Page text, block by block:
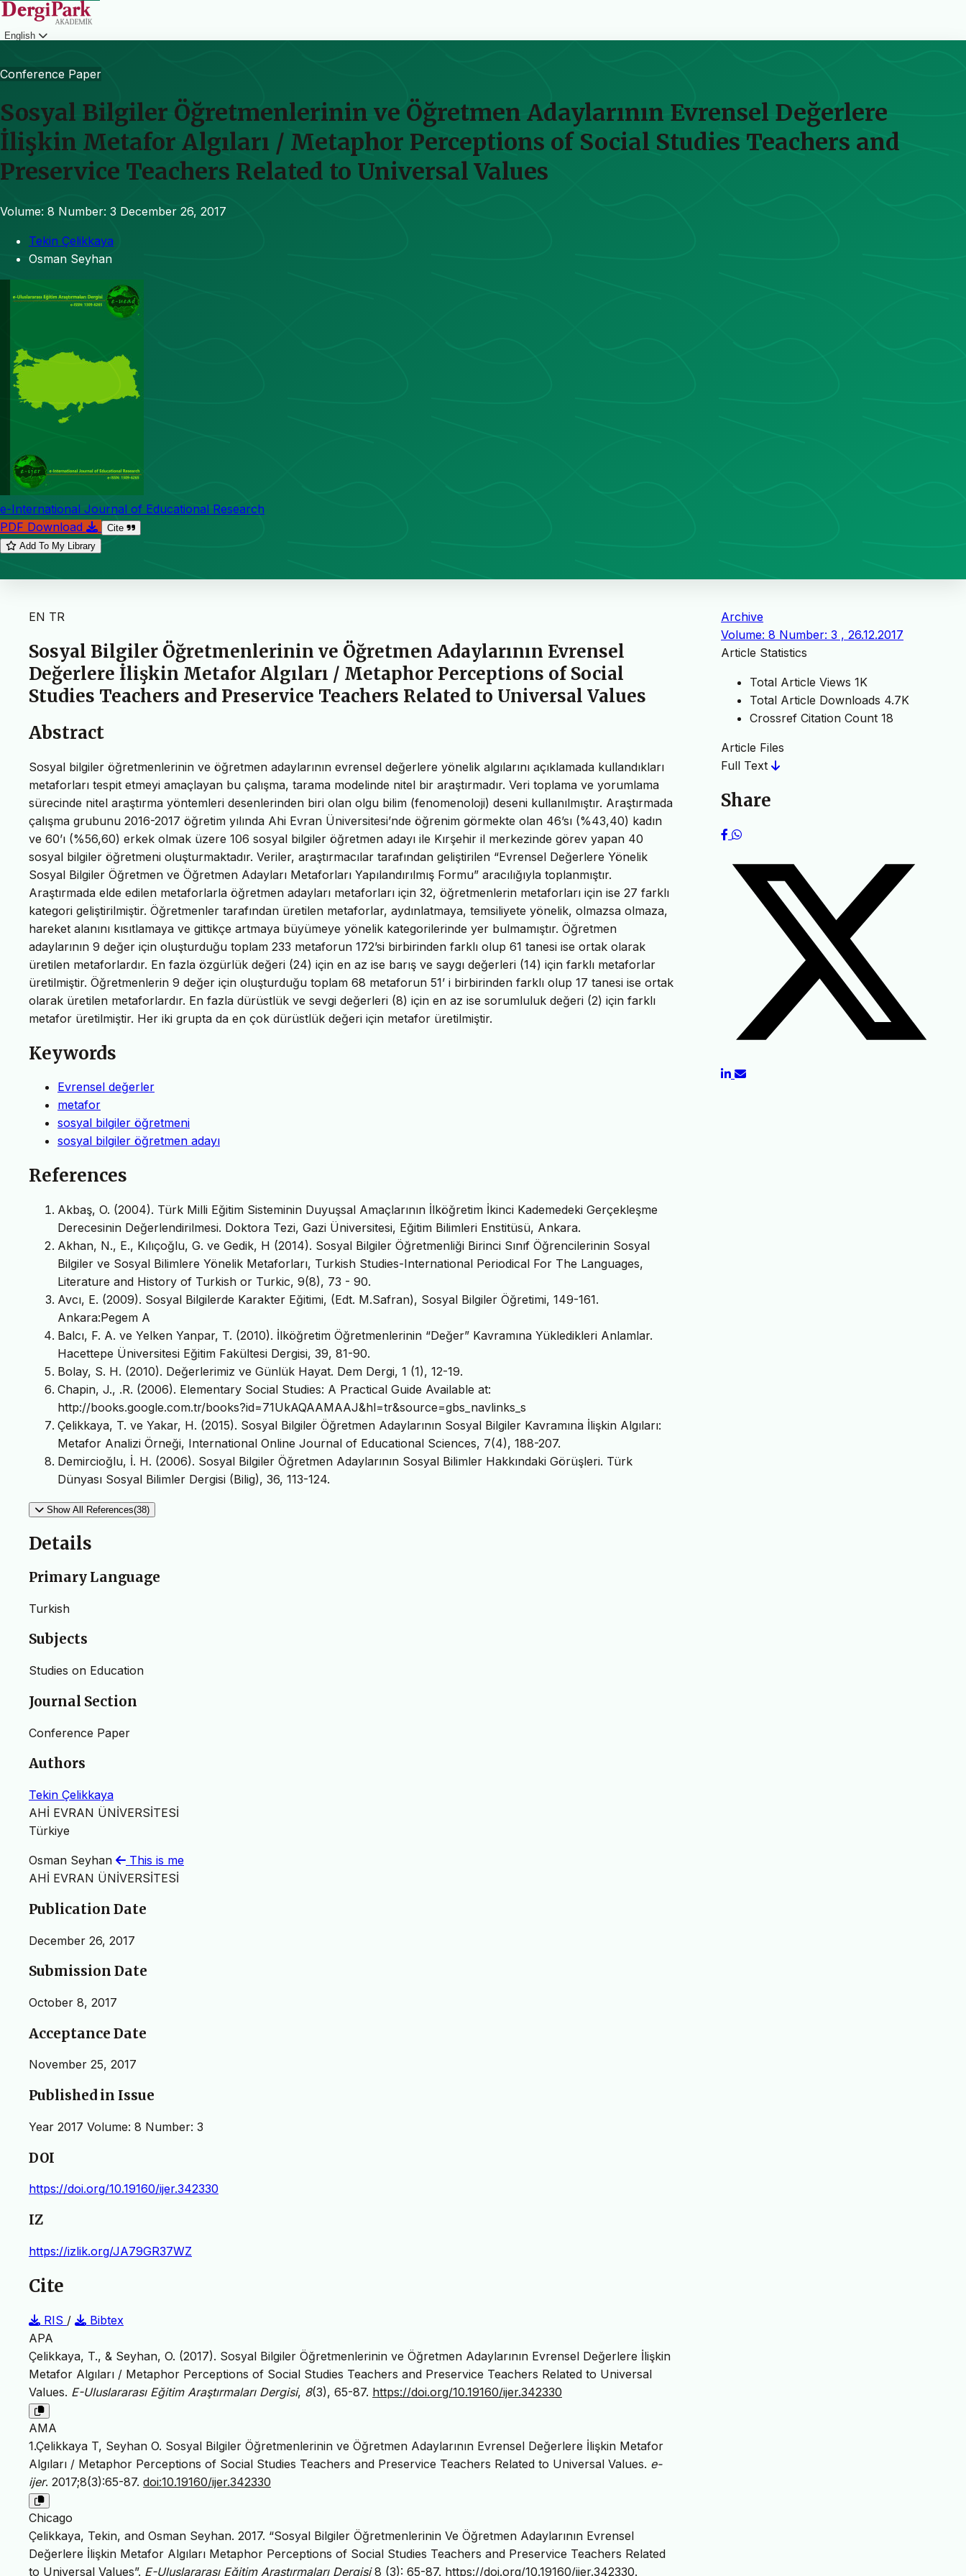
English
Conference Paper
Sosyal Bilgiler Öğretmenlerinin ve Öğretmen Adaylarının Evrensel Değerlere
İlişkin Metafor Algıları / Metaphor Perceptions of Social Studies Teachers and
Preservice Teachers Related to Universal Values
Volume: 8 Number: 3 December 26, 2017
Tekin Çelikkaya
Osman Seyhan
e-International Journal of Educational Research
PDF Download
Cite
Add To My Library
EN TR
Sosyal Bilgiler Öğretmenlerinin ve Öğretmen Adaylarının Evrensel
Değerlere İlişkin Metafor Algıları / Metaphor Perceptions of Social
Studies Teachers and Preservice Teachers Related to Universal Values
Abstract
Sosyal bilgiler öğretmenlerinin ve öğretmen adaylarının evrensel değerlere yönelik algılarını açıklamada kullandıkları
metaforları tespit etmeyi amaçlayan bu çalışma, tarama modelinde nitel bir araştırmadır. Veri toplama ve yorumlama
sürecinde nitel araştırma yöntemleri desenlerinden biri olan olgu bilim (fenomenoloji) deseni kullanılmıştır. Araştırmada
çalışma grubunu 2016-2017 öğretim yılında Ahi Evran Üniversitesi’nde öğrenim görmekte olan 46’sı (%43,40) kadın
ve 60’ı (%56,60) erkek olmak üzere 106 sosyal bilgiler öğretmen adayı ile Kırşehir il merkezinde görev yapan 40
sosyal bilgiler öğretmeni oluşturmaktadır. Veriler, araştırmacılar tarafından geliştirilen “Evrensel Değerlere Yönelik
Sosyal Bilgiler Öğretmen ve Öğretmen Adayları Metaforları Yapılandırılmış Formu” aracılığıyla toplanmıştır.
Araştırmada elde edilen metaforlarla öğretmen adayları metaforları için 32, öğretmenlerin metaforları için ise 27 farklı
kategori geliştirilmiştir. Öğretmenler tarafından üretilen metaforlar, aydınlatmaya, temsiliyete yönelik, olmazsa olmaza,
hareket alanını kısıtlamaya ve gittikçe artmaya büyümeye yönelik kategorilerinde yer bulmamıştır. Öğretmen
adaylarının 9 değer için oluşturduğu toplam 233 metaforun 172’si birbirinden farklı olup 61 tanesi ise ortak olarak
üretilen metaforlardır. En fazla özgürlük değeri (24) için en az ise barış ve saygı değerleri (14) için farklı metaforlar
üretilmiştir. Öğretmenlerin 9 değer için oluşturduğu toplam 68 metaforun 51’ i birbirinden farklı olup 17 tanesi ise ortak
olarak üretilen metaforlardır. En fazla dürüstlük ve sevgi değerleri (8) için en az ise sorumluluk değeri (2) için farklı
metafor üretilmiştir. Her iki grupta da en çok dürüstlük değeri için metafor üretilmiştir.
Keywords
Evrensel değerler
metafor
sosyal bilgiler öğretmeni
sosyal bilgiler öğretmen adayı
References
Akbaş, O. (2004). Türk Milli Eğitim Sisteminin Duyuşsal Amaçlarının İlköğretim İkinci Kademedeki Gerçekleşme
Derecesinin Değerlendirilmesi. Doktora Tezi, Gazi Üniversitesi, Eğitim Bilimleri Enstitüsü, Ankara.
Akhan, N., E., Kılıçoğlu, G. ve Gedik, H (2014). Sosyal Bilgiler Öğretmenliği Birinci Sınıf Öğrencilerinin Sosyal
Bilgiler ve Sosyal Bilimlere Yönelik Metaforları, Turkish Studies-International Periodical For The Languages,
Literature and History of Turkish or Turkic, 9(8), 73 - 90.
Avcı, E. (2009). Sosyal Bilgilerde Karakter Eğitimi, (Edt. M.Safran), Sosyal Bilgiler Öğretimi, 149-161.
Ankara:Pegem A
Balcı, F. A. ve Yelken Yanpar, T. (2010). İlköğretim Öğretmenlerinin “Değer” Kavramına Yükledikleri Anlamlar.
Hacettepe Üniversitesi Eğitim Fakültesi Dergisi, 39, 81-90.
Bolay, S. H. (2010). Değerlerimiz ve Günlük Hayat. Dem Dergi, 1 (1), 12-19.
Chapin, J., .R. (2006). Elementary Social Studies: A Practical Guide Available at:
http://books.google.com.tr/books?id=71UkAQAAMAAJ&hl=tr&source=gbs_navlinks_s
Çelikkaya, T. ve Yakar, H. (2015). Sosyal Bilgiler Öğretmen Adaylarının Sosyal Bilgiler Kavramına İlişkin Algıları:
Metafor Analizi Örneği, International Online Journal of Educational Sciences, 7(4), 188-207.
Demircioğlu, İ. H. (2006). Sosyal Bilgiler Öğretmen Adaylarının Sosyal Bilimler Hakkındaki Görüşleri. Türk
Dünyası Sosyal Bilimler Dergisi (Bilig), 36, 113-124.
Show All References(38)
Details
Primary Language
Turkish
Subjects
Studies on Education
Journal Section
Conference Paper
Authors
Tekin Çelikkaya
AHİ EVRAN ÜNİVERSİTESİ
Türkiye
Osman Seyhan
This is me
AHİ EVRAN ÜNİVERSİTESİ
Publication Date
December 26, 2017
Submission Date
October 8, 2017
Acceptance Date
November 25, 2017
Published in Issue
Year 2017 Volume: 8 Number: 3
DOI
https://doi.org/10.19160/ijer.342330
IZ
https://izlik.org/JA79GR37WZ
Cite
RIS /
Bibtex
APA
Çelikkaya, T., & Seyhan, O. (2017). Sosyal Bilgiler Öğretmenlerinin ve Öğretmen Adaylarının Evrensel Değerlere İlişkin
Metafor Algıları / Metaphor Perceptions of Social Studies Teachers and Preservice Teachers Related to Universal
Values. E-Uluslararası Eğitim Araştırmaları Dergisi, 8(3), 65-87. https://doi.org/10.19160/ijer.342330
AMA
1.Çelikkaya T, Seyhan O. Sosyal Bilgiler Öğretmenlerinin ve Öğretmen Adaylarının Evrensel Değerlere İlişkin Metafor
Algıları / Metaphor Perceptions of Social Studies Teachers and Preservice Teachers Related to Universal Values. e-
ijer. 2017;8(3):65-87. doi:10.19160/ijer.342330
Chicago
Çelikkaya, Tekin, and Osman Seyhan. 2017. “Sosyal Bilgiler Öğretmenlerinin Ve Öğretmen Adaylarının Evrensel
Değerlere İlişkin Metafor Algıları Metaphor Perceptions of Social Studies Teachers and Preservice Teachers Related
to Universal Values”. E-Uluslararası Eğitim Araştırmaları Dergisi8 (3): 65-87. https://doi.org/10.19160/ijer.342330.
Archive
Volume: 8 Number: 3 , 26.12.2017
Article Statistics
Total Article Views 1K
Total Article Downloads 4.7K
Crossref Citation Count 18
Article Files
Full Text
Share